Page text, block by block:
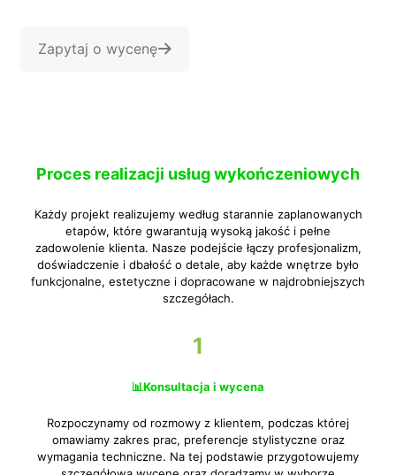
Zapytaj o wycenę
Proces realizacji usług wykończeniowych
Każdy projekt realizujemy według starannie zaplanowanych
etapów, które gwarantują wysoką jakość i pełne
zadowolenie klienta. Nasze podejście łączy profesjonalizm,
doświadczenie i dbałość o detale, aby każde wnętrze było
funkcjonalne, estetyczne i dopracowane w najdrobniejszych
szczegółach.
1
📊Konsultacja i wycena
Rozpoczynamy od rozmowy z klientem, podczas której
omawiamy zakres prac, preferencje stylistyczne oraz
wymagania techniczne. Na tej podstawie przygotowujemy